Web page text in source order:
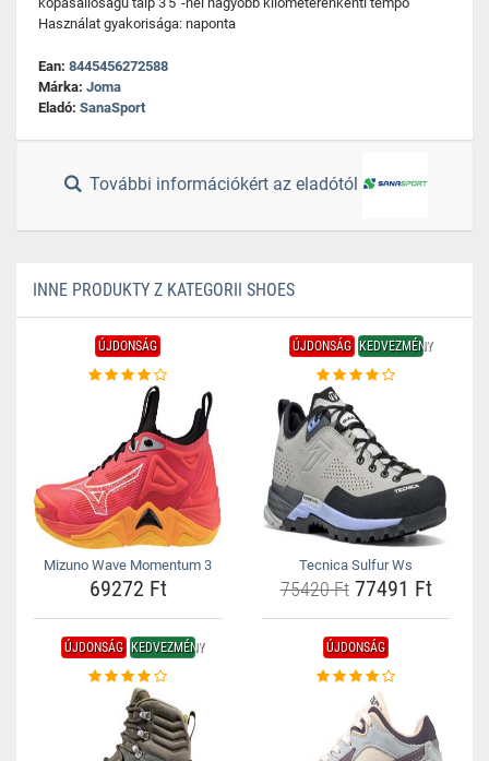
Használat gyakorisága: naponta
Ean: 8445456272588
Márka: Joma
Eladó: SanaSport
További információkért az eladótól
INNE PRODUKTY Z KATEGORII SHOES
ÚJDONSÁG
Mizuno Wave Momentum 3
69272 Ft
ÚJDONSÁG KEDVEZMÉNY
Tecnica Sulfur Ws
75420 Ft77491 Ft
ÚJDONSÁG KEDVEZMÉNY ÚJDONSÁG